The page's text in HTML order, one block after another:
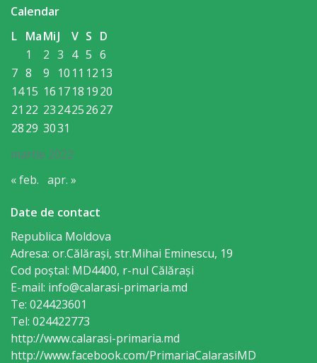
orășenesc
Muzeul
de
Istorie
şi
Etnografie
„Dumitru
Scvorțov-
Russu”
or.
Călăraşi
Î.M.
Calendar
martie 2022
L MaMiJ V S D
1
2 3 4 5 6
7 8 9 10 11 12 13
1415 16 1718 1920
21 22 2324252627
2829 3031
« feb. apr. »
Date de contact
Republica Moldova
Adresa: or.Călăraşi, str.Mihai Eminescu, 19
Cod poștal: MD4400, r-nul Călăraşi
E-mail: info@calarasi-primaria.md
Te: 024423601
Tel: 024422773
http://www.calarasi-primaria.md
http://www.facebook.com/PrimariaCalarasiMD